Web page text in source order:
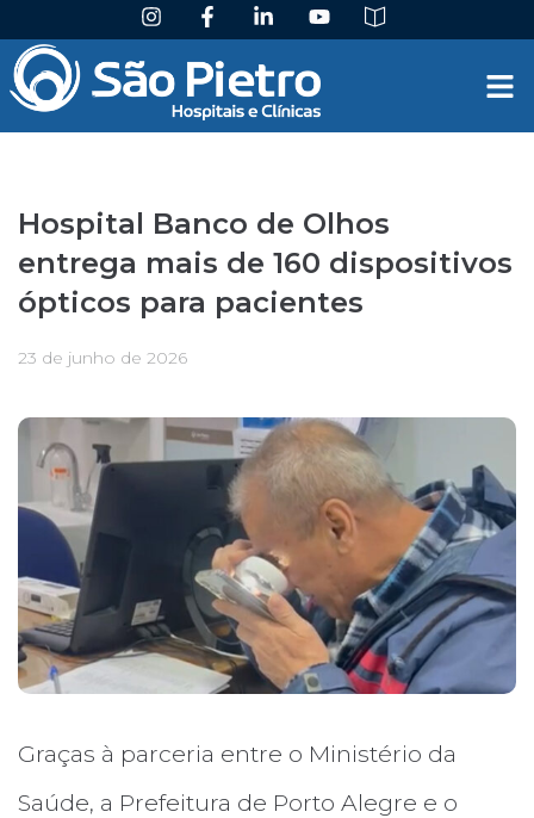
Hospital Banco de Olhos
entrega mais de 160 dispositivos
ópticos para pacientes
23 de junho de 2026
Graças à parceria entre o Ministério da
Saúde, a Prefeitura de Porto Alegre e o